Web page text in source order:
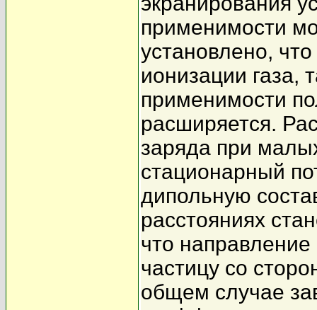
применимости
установлено,
ионизации газа,
применимости
расширяется.
заряда при
стационарный
дипольную
расстояниях
что
частицу со
общем случае